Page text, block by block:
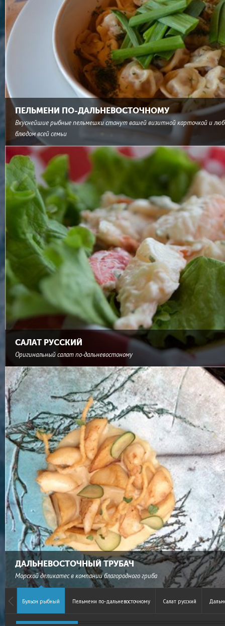
ПЕЛЬМЕНИ ПО-ДАЛЬНЕВОСТОЧНОМУ
Вкуснейшие рыбные пельмешки станут вашей визитной карточкой и
блюдом всей семьи
САЛАТ РУССКИЙ
Оригинальный салат по-дальневостоному
ДАЛЬНЕВОСТОЧНЫЙ ТРУБАЧ
Морской деликатес в компании благородного гриба
Бульон рыбный Пельмени по-дальневосточному Салат русский